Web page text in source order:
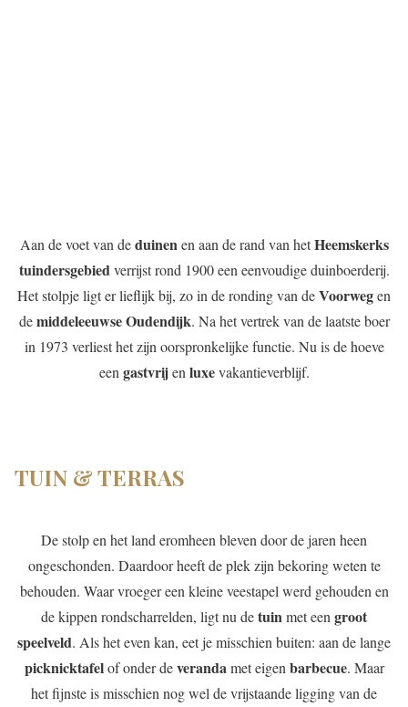
Aan de voet van deduinenen aan de rand van hetHeemskerks
tuindersgebiedverrijst rond 1900 een eenvoudige duinboerderij.
Het stolpje ligt er lieflijk bij, zo in de ronding van deVoorwegen
demiddeleeuwse Oudendijk. Na het vertrek van de laatste boer
in 1973 verliest het zijn oorspronkelijke functie. Nu is de hoeve
eengastvrijenluxevakantieverblijf.
TUIN & TERRAS
De stolp en het land eromheen bleven door de jaren heen
ongeschonden. Daardoor heeft de plek zijn bekoring weten te
behouden. Waar vroeger een kleine veestapel werd gehouden en
de kippen rondscharrelden, ligt nu detuinmet eengroot
speelveld. Als het even kan, eet je misschien buiten: aan de lange
picknicktafelof onder deverandamet eigenbarbecue. Maar
het fijnste is misschien nog wel de vrijstaande ligging van de